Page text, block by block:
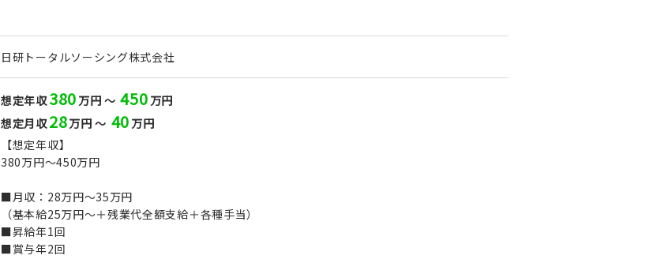
日研トータルソーシング株式会社
想定年収380 万円 ～ 450 万円
想定月収28万円 ～ 40 万円
【想定年収】
380万円～450万円
■月収：28万円～35万円
（基本給25万円～＋残業代全額支給＋各種手当）
■昇給年1回
■賞与年2回